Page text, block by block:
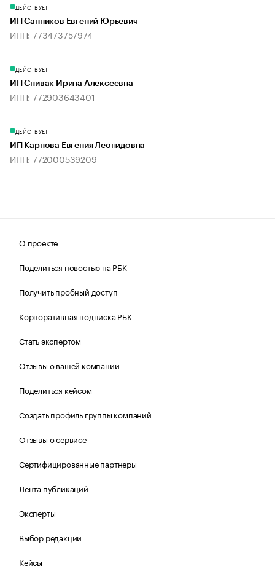
ДЕЙСТВУЕТ
ИП Санников Евгений Юрьевич
ИНН: 773473757974
ДЕЙСТВУЕТ
ИП Спивак Ирина Алексеевна
ИНН: 772903643401
ДЕЙСТВУЕТ
ИП Карпова Евгения Леонидовна
ИНН: 772000539209
О проекте
Поделиться новостью на РБК
Получить пробный доступ
Корпоративная подписка РБК
Стать экспертом
Отзывы о вашей компании
Поделиться кейсом
Создать профиль группы компаний
Отзывы о сервисе
Сертифицированные партнеры
Лента публикаций
Эксперты
Выбор редакции
Кейсы